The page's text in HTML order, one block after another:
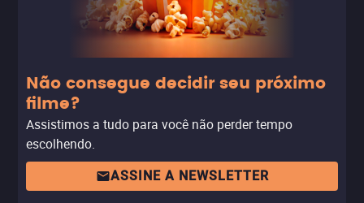
Não consegue decidir seu próximo
filme?
Assistimos a tudo para você não perder tempo
escolhendo.
ASSINE A NEWSLETTER